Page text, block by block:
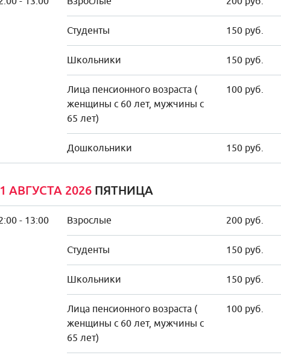
Студенты 150 руб.
Школьники 150 руб.
Лица пенсионного возраста (
женщины с 60 лет, мужчины с
65 лет)
100 руб.
Дошкольники 150 руб.
АВГУСТА 2026 ПЯТНИЦА
- 13:00 Взрослые 200 руб.
Студенты 150 руб.
Школьники 150 руб.
Лица пенсионного возраста (
женщины с 60 лет, мужчины с
65 лет)
100 руб.